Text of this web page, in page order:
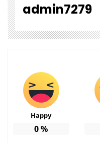
admin7279
Happy
0%